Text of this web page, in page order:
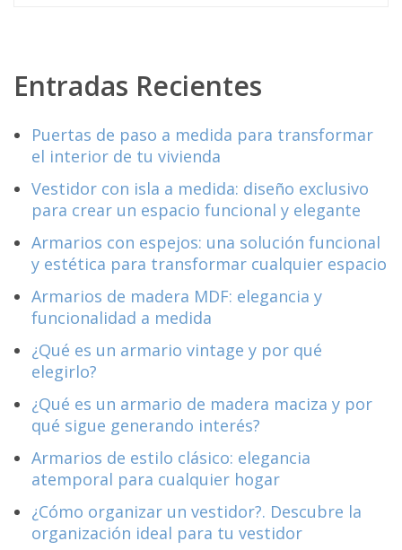
Entradas Recientes
Puertas de paso a medida para transformar
el interior de tu vivienda
Vestidor con isla a medida: diseño exclusivo
para crear un espacio funcional y elegante
Armarios con espejos: una solución funcional
y estética para transformar cualquier espacio
Armarios de madera MDF: elegancia y
funcionalidad a medida
¿Qué es un armario vintage y por qué
elegirlo?
¿Qué es un armario de madera maciza y por
qué sigue generando interés?
Armarios de estilo clásico: elegancia
atemporal para cualquier hogar
¿Cómo organizar un vestidor?. Descubre la
organización ideal para tu vestidor